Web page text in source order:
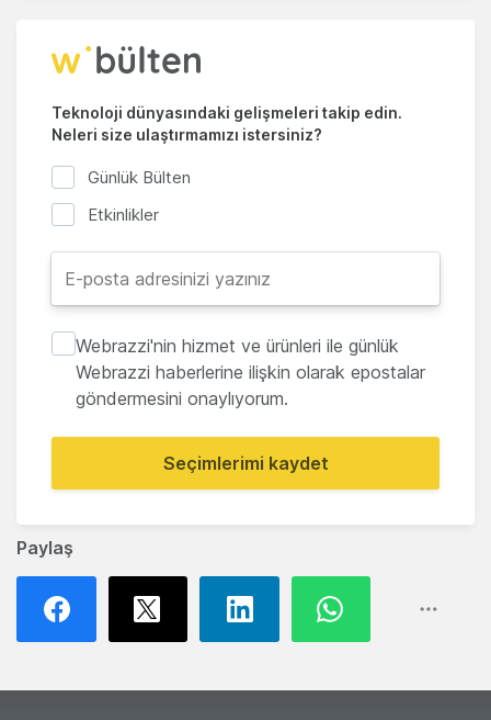
Paylaş
Teknoloji dünyasındaki gelişmeleri takip edin.
Neleri size ulaştırmamızı istersiniz?
Günlük Bülten
Etkinlikler
Webrazzi'nin hizmet ve ürünleri ile günlük
Webrazzi haberlerine ilişkin olarak epostalar
göndermesini onaylıyorum.
Seçimlerimi kaydet